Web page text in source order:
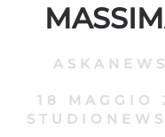
ASKANEWS
18 MAGGIO
STUDIONEWS